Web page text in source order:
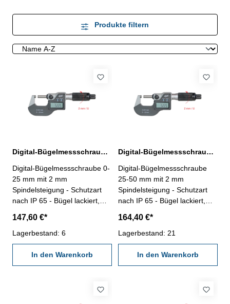
Produkte filtern
Digital-Bügelmessschraube 0-25 mm mit 2 mm Spindelsteigung IP 65
Digital-Bügelmessschraube 0-
25 mm mit 2 mm
Spindelsteigung - Schutzart
nach IP 65 - Bügel lackiert,
mit HM-Messflächen ø 6,5
mm - Digital-Anzeige mit
ON/OFF-, ABS/INC-, SET-
und UNIT-Taste -
Spindelsteigung 2 mm - mit
0,001 mm, Genauigkeit DIN
147,60 €*
Lagerbestand: 6
In den Warenkorb
Digital-Bügelmessschraube 25-50 mm mit 2 mm Spindelsteigung IP 65
Digital-Bügelmessschraube
25-50 mm mit 2 mm
Spindelsteigung - Schutzart
nach IP 65 - Bügel lackiert,
mit HM-Messflächen ø 6,5
mm - Digital-Anzeige mit
ON/OFF-, ABS/INC-, SET-
und UNIT-Taste -
Spindelsteigung 2 mm - mit
0,001 mm, Genauigkeit DIN
164,40 €*
Lagerbestand: 21
In den Warenkorb